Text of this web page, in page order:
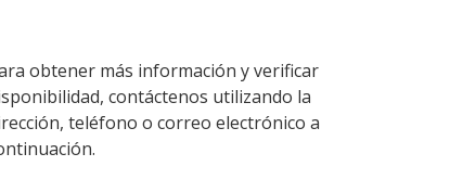
obtener más información y verificar
contáctenos utilizando la
teléfono o correo electrónico a